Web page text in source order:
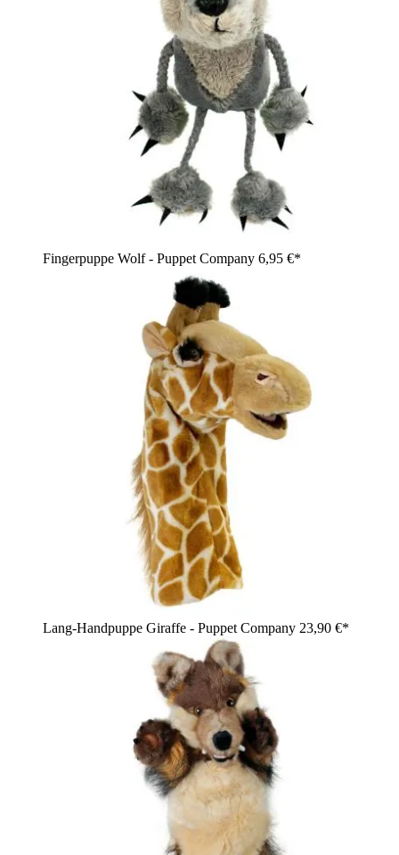
Fingerpuppe Wolf - Puppet Company 6,95 €*
Lang-Handpuppe Giraffe - Puppet Company 23,90 €*